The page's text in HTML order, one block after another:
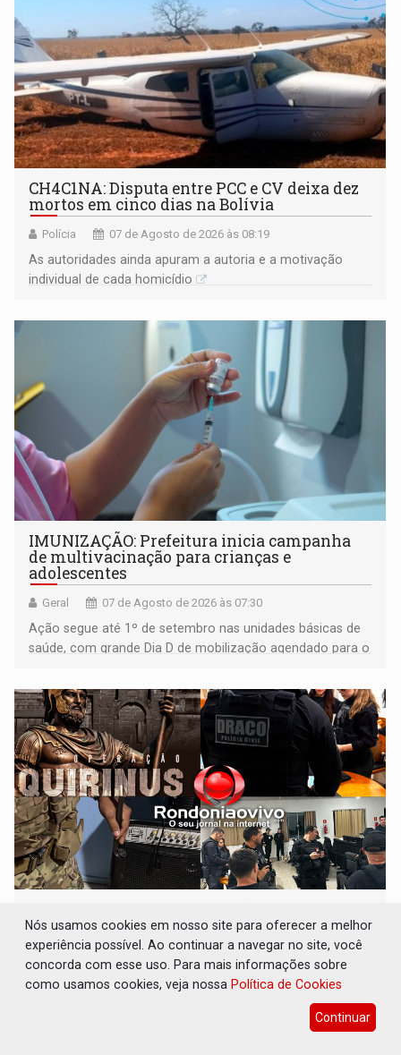
CH4C1NA: Disputa entre PCC e CV deixa dez
mortos em cinco dias na Bolívia
Polícia 07 de Agosto de 2026 às 08:19
As autoridades ainda apuram a autoria e a motivação
individual de cada homicídio
IMUNIZAÇÃO: Prefeitura inicia campanha
de multivacinação para crianças e
adolescentes
Geral 07 de Agosto de 2026 às 07:30
Ação segue até 1º de setembro nas unidades básicas de
saúde, com grande Dia D de mobilização agendado para o
faccionados que atacaram provedores de
internet
Polícia 07 de Agosto de 2026 às 07:19
segurança pública como a primeira fase de uma série de
Nós usamos cookies em nosso site para oferecer a melhor
experiência possível. Ao continuar a navegar no site, você
concorda com esse uso. Para mais informações sobre
como usamos cookies, veja nossa Política de Cookies
Continuar